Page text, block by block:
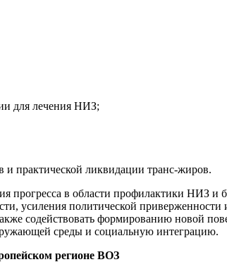
для лечения НИЗ;
практической ликвидации транс-жиров.
прогресса в области профилактики НИЗ
усиления политической
содействовать формированию новой
среды и социальную интеграцию.
регионе ВОЗ